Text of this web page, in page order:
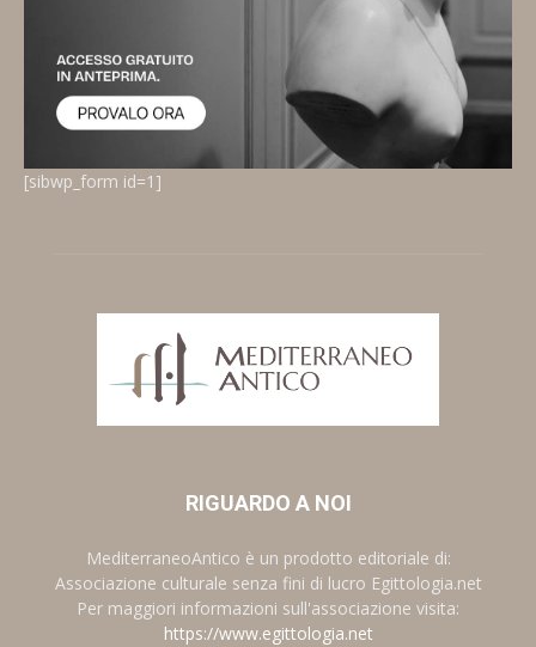
[sibwp_form id=1]
RIGUARDO A NOI
MediterraneoAntico è un prodotto editoriale di:
Associazione culturale senza fini di lucro Egittologia.net
Per maggiori informazioni sull'associazione visita:
https://www.egittologia.net